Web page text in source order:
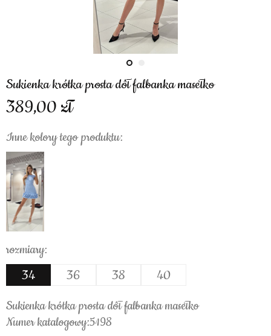
Sukienka krótka prosta dół falbanka masełko
389,00
Inne kolory tego produktu:
rozmiary:
34 36 38 40
Sukienka krótka prosta dół falbanka masełko
Numer katalogowy:5198